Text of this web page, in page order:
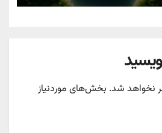
نخواهد شد. بخش‌های موردنیاز